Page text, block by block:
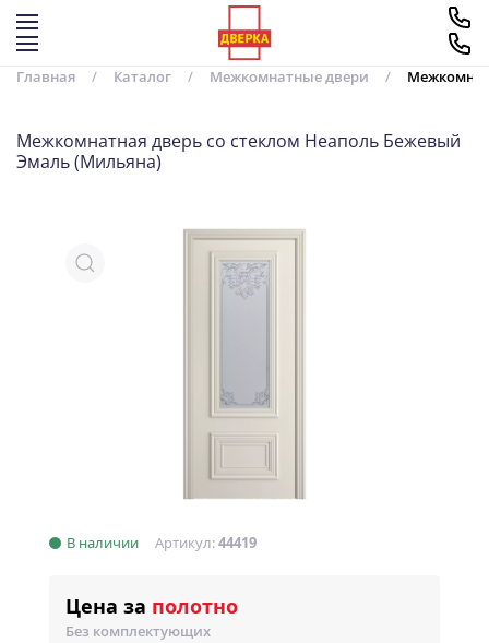
Перейти к содержимому
Главная Каталог Межкомнатные двери
Межкомнатная дверь со стеклом Неаполь Бежевый
Эмаль (Мильяна)
В наличии Артикул:44419
Цена за полотно
Без комплектующих